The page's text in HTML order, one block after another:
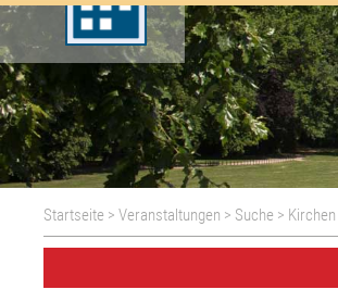
Startseite >Veranstaltungen > Suche > Kirchen